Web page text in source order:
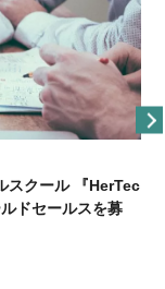
スクール 『HerTec
ドセールスを募